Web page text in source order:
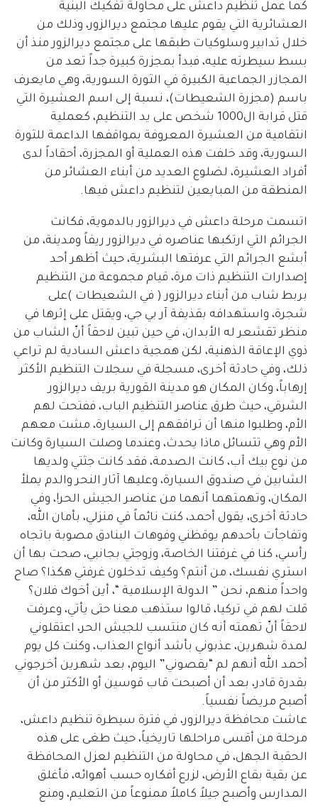
كما عمل تنظيم داعش على محاولة تفكيك البنية
العشائرية التي يقوم عليها مجتمع ديرالزور، وذلك من
خلال تدابير وسلوكيات طبقها على مجتمع ديرالزور منذ أن
بسط سيطرته عليه، فبدأ بمجزرة كبيرة جداً تعد من
المجازر الجماعية الكبيرة في الثورة السورية، وهي مايعرف
باسم (مجزرة الشعيطات)، نسبة إلى اسم العشيرة التي
قتل قرابة ال1000 شخص على يد التنظيم، كعملية
انتقامية من العشيرة المعروفة بمواقفها الداعمة للثورة
السورية، وقد خلفت هذه العملية أو المجزرة، أحقاداً لدى
أفراد العشيرة، لضلوع العديد من أبناء العشائر من
المنطقة من المبايعين لتنظيم داعش فيها.
اتسمت مرحلة داعش في ديرالزور بالدموية، فكانت
الجرائم التي ارتكبها عناصره في ديرالزور ريفاً ومدينة، من
أبشع الجرائم التي عرفتها البشرية، حيث أظهر أحد
إصدارات التنظيم ذات مرة، قيام مجموعة من التنظيم
بربط شاب من أبناء ديرالزور ( في الشعيطات )على
شجرة، واستهدافه بقذيفة آر بي جي، ويقتل على إثرها في
منظر تقشعر له الأبدان، في حين تبين لاحقاً أنّ الشاب من
ذوي الإعاقة الذهنية، لكن همجية داعش السادية لم تراعي
ذلك، وفي حادثة أخرى، مسجلة في سجلات التنظيم الأكثر
إرهاباً، وكان المكان هو مدينة القورية بريف ديرالزور
الشرقي، حيث طرق عناصر التنظيم الباب، ففتحت لهم
الأم، وطلبوا منها أن ترافقهم إلى السيارة، مشت معهم
الأم وهي تتسائل ماذا يحدث، وعندما وصلت السيارة وكانت
من نوع بيك آب، كانت الصدمة، فقد كانت جثتي ولديها
الشابين في صندوق السيارة، وعليها آثار النحر والدم يملأ
المكان، وتهمتهما أنهما من عناصر الجيش الحر!، وفي
حادثة أخرى، يقول أحمد، كنت نائماً في منزلي، بأمان الله،
وتفاجأت بأحدهم يوقظني وفوهات البنادق مصوبة باتجاه
رأسي، كنا في غرفتنا الخاصة، وزوجتي بجانبي، صحت بها أن
استري نفسك، من أنتم؟ وكيف تدخلون غرفتي هكذا؟ صاح
واحداً منهم، نحن ” الدولة الإسلامية “، أين أخوك فلان؟
قلت لهم في تركيا، قالوا ستذهب معنا حتى يأتي، وعرفت
لاحقاً أنّ تهمته أنه كان منتسب للجيش الحر، اعتقلوني
لمدة شهرين، عذبوني بأشد أنواع العذاب، وكنت كل يوم
أحمد الله أنهم لم “يقصوني” اليوم، بعد شهرين أخرجوني
بقدرة قادر، بعد أن أصبحت قاب قوسين أو الأكثر من أن
أصبح مريضاً نفسياً.
عاشت محافظة ديرالزور، في فترة سيطرة تنظيم داعش،
مرحلة من أقسى مراحلها تاريخياً، حيث طغى على هذه
الحقبة الجهل، في محاولة من التنظيم لعزل المحافظة
عن بقية بقاع الأرض، لزرع أفكاره حسب أهوائه، فأغلق
المدارس وأصبح جيلاً كاملاً ممنوعاً من التعليم، ومنع